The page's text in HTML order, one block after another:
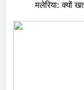
मलेरिया: क्यों